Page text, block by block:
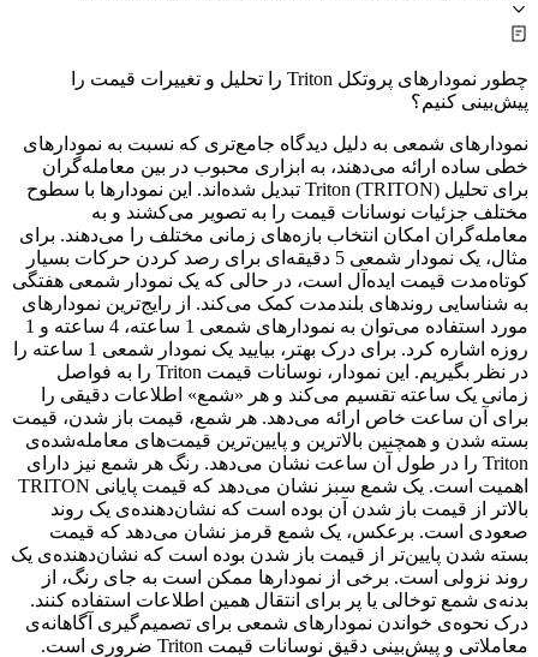
چطور نمودارهای پروتکل Triton را تحلیل و تغییرات قیمت را
پیش‌بینی کنیم؟
نمودارهای شمعی به دلیل دیدگاه جامع‌تری که نسبت به نمودارهای
خطی ساده ارائه می‌دهند، به ابزاری محبوب در بین معامله‌گران
برای تحلیل Triton (TRITON) تبدیل شده‌اند. این نمودارها با سطوح
مختلف جزئیات نوسانات قیمت را به تصویر می‌کشند و به
معامله‌گران امکان انتخاب بازه‌های زمانی مختلف را می‌دهند. برای
مثال، یک نمودار شمعی 5 دقیقه‌ای برای رصد کردن حرکات بسیار
کوتاه‌مدت قیمت ایده‌آل است، در حالی که یک نمودار شمعی هفتگی
به شناسایی روندهای بلندمدت کمک می‌کند. از رایج‌ترین نمودارهای
مورد استفاده می‌توان به نمودارهای شمعی 1 ساعته، 4 ساعته و 1
روزه اشاره کرد. برای درک بهتر، بیایید یک نمودار شمعی 1 ساعته را
در نظر بگیریم. این نمودار، نوسانات قیمت Triton را به فواصل
زمانی یک ساعته تقسیم می‌کند و هر «شمع» اطلاعات دقیقی را
برای آن ساعت خاص ارائه می‌دهد. هر شمع، قیمت باز شدن، قیمت
بسته شدن و همچنین بالاترین و پایین‌ترین قیمت‌های معامله‌شده‌ی
Triton را در طول آن ساعت نشان می‌دهد. رنگ هر شمع نیز دارای
اهمیت است. یک شمع سبز نشان می‌دهد که قیمت پایانی TRITON
بالاتر از قیمت باز شدن آن بوده است که نشان‌دهنده‌ی یک روند
صعودی است. برعکس، یک شمع قرمز نشان می‌دهد که قیمت
بسته شدن پایین‌تر از قیمت باز شدن بوده است که نشان‌دهنده‌ی یک
روند نزولی است. برخی از نمودارها ممکن است به جای رنگ، از
بدنه‌ی شمع توخالی یا پر برای انتقال همین اطلاعات استفاده کنند.
درک نحوه‌ی خواندن نمودارهای شمعی برای تصمیم‌گیری آگاهانه‌ی
معاملاتی و پیش‌بینی دقیق نوسانات قیمت Triton ضروری است.